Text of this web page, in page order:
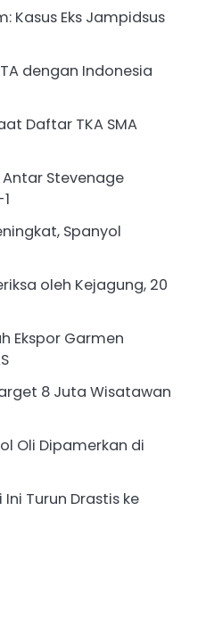
Kasus Eks Jampidsus
dengan Indonesia
Daftar TKA SMA
Stevenage
Spanyol
oleh Kejagung, 20
Ekspor Garmen
8 Juta Wisatawan
Oli Dipamerkan di
Turun Drastis ke